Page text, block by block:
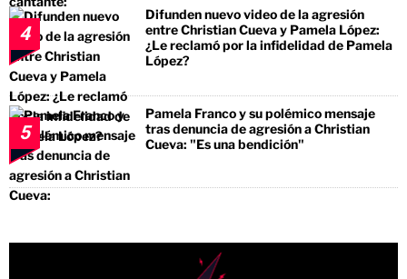
4
Difunden nuevo video de la agresión
entre Christian Cueva y Pamela López:
¿Le reclamó por la infidelidad de Pamela
López?
5
Pamela Franco y su polémico mensaje
tras denuncia de agresión a Christian
Cueva: "Es una bendición"